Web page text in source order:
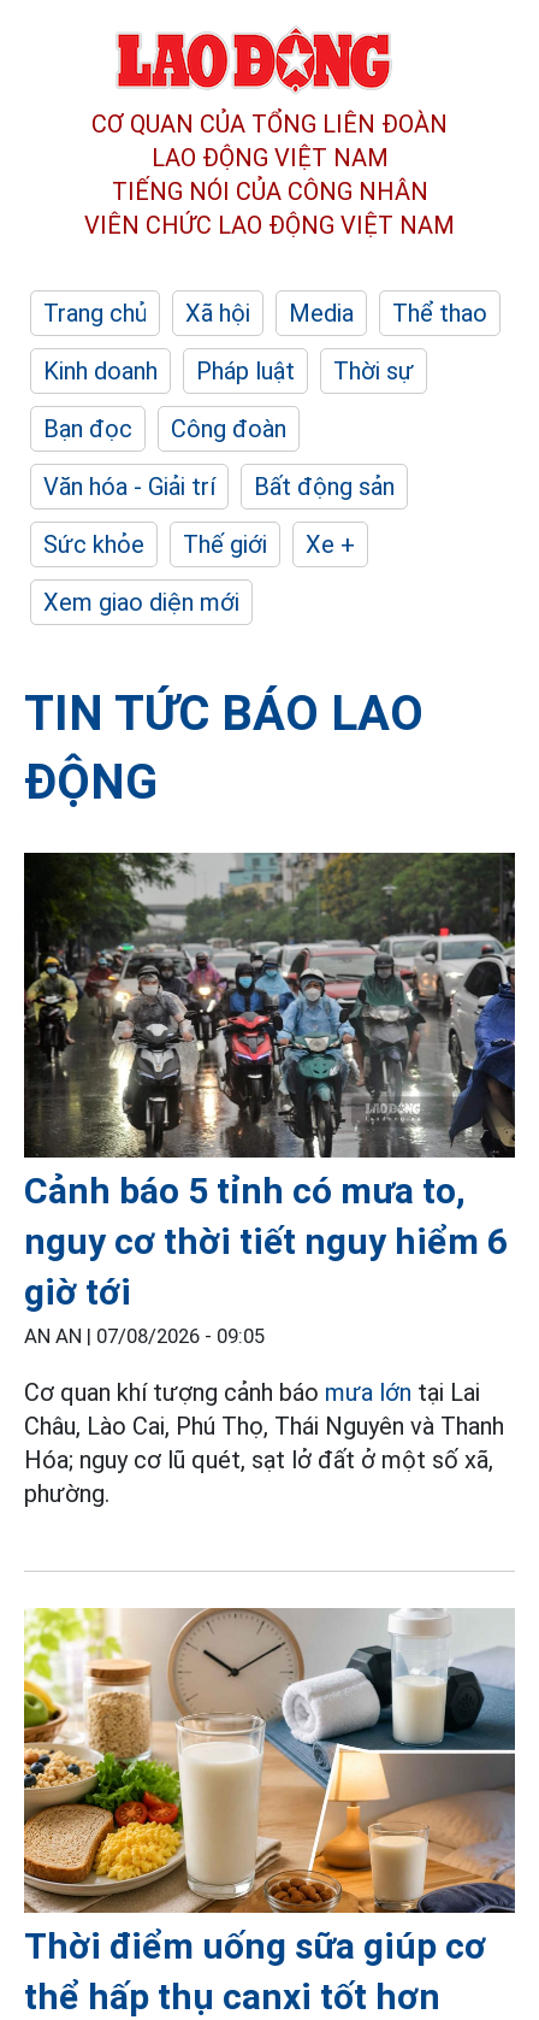
CƠ QUAN CỦA TỔNG LIÊN ĐOÀN
LAO ĐỘNG VIỆT NAM
TIẾNG NÓI CỦA CÔNG NHÂN
VIÊN CHỨC LAO ĐỘNG VIỆT NAM
Trang chủ Xã hội Media
Thể thao
Kinh doanh
Pháp luật
Thời sự
Bạn đọc
Công đoàn
Văn hóa - Giải trí
Bất động sản
Sức khỏe
Thế giới
Xe +
Xem giao diện mới
TIN TỨC BÁO LAO
ĐỘNG
Cảnh báo 5 tỉnh có mưa to,
nguy cơ thời tiết nguy hiểm 6
giờ tới
AN AN | 07/08/2026 - 09:05
Cơ quan khí tượng cảnh báo mưa lớn tại Lai
Châu, Lào Cai, Phú Thọ, Thái Nguyên và Thanh
Hóa; nguy cơ lũ quét, sạt lở đất ở một số xã,
phường.
Thời điểm uống sữa giúp cơ
thể hấp thụ canxi tốt hơn